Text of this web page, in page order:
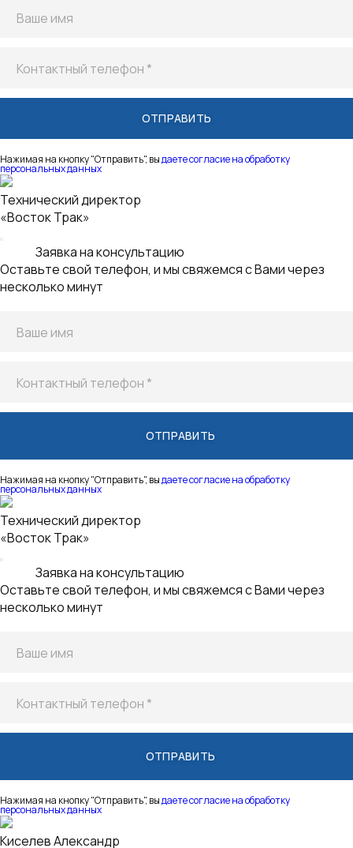
Контактный телефон *
Нажимая на кнопку "Отправить", вы даете согласие на обработку
Технический директор
«Восток Трак»
Заявка на консультацию
несколько минут
Киселев Александр
Директор отдела продаж
Заявка на лизинг
Ваше имя
Контактный телефон *
Email
Нажимая на кнопку "Отправить", выдаете согласие на обработку
персональных данных
Заявка на лизинг для корпоративных клиентов